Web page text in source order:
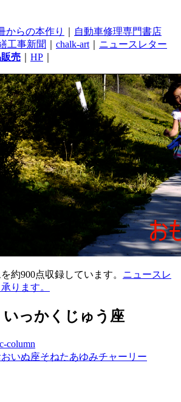
からの本作り
自動車修理専門書店
工事新聞 chalk-art
ニュースレター
売 HP
約900点収録しています。 ニュースレ
ります。
っかくじゅう座
column
いぬ座そねたあゆみチャーリー